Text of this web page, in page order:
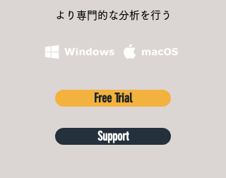
より専門的な分析を行う
Free Trial
Support